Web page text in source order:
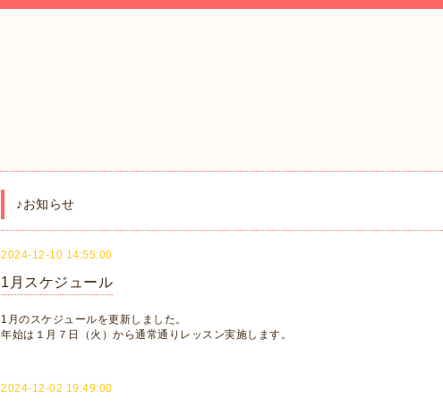
♪お知らせ
2024-12-10 14:55:00
1月スケジュール
1月のスケジュールを更新しました。
年始は１月７日（火）から通常通りレッスン実施します。
2024-12-02 19:49:00